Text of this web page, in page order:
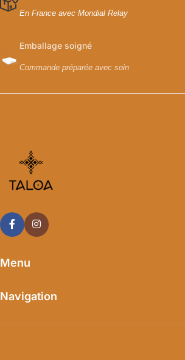
En France avec Mondial Relay
Emballage soigné
Commande préparée avec soin
Menu
Navigation